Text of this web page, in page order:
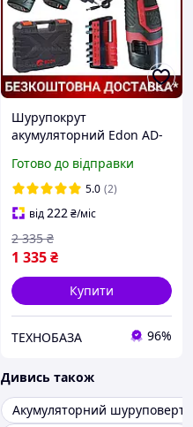
Шурупокрут
акумуляторний Edon AD-
швидкозатискним
патроном (2 Li-ion
батареї, 12V-2.0AH,
Гарантія 2 роки)
Готово до відправки
5.0 (2)
від222₴/міс
1 335₴
2 335 ₴
Купити
ТЕХНОБАЗА 96%
Дивись також
Акумуляторний шуруповерт